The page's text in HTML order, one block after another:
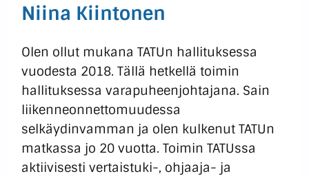
Niina Kiintonen
Olen ollut mukana TATUn hallituksessa
vuodesta 2018. Tällä hetkellä toimin
hallituksessa varapuheenjohtajana. Sain
liikenneonnettomuudessa
selkäydinvamman ja olen kulkenut TATUn
matkassa jo 20 vuotta. Toimin TATUssa
aktiivisesti vertaistuki-, ohjaaja- ja